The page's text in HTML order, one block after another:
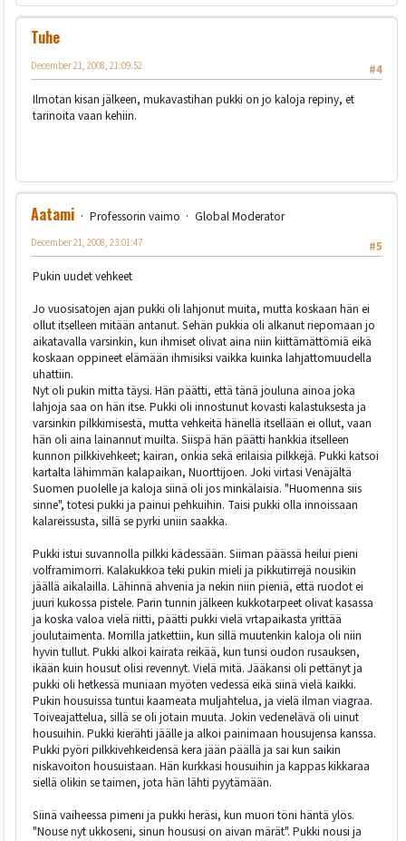
Tuhe
#4
December 21, 2008, 21:09:52
Ilmotan kisan jälkeen, mukavastihan pukki on jo kaloja repiny, et
tarinoita vaan kehiin.
Aatami Professorin vaimo
Global Moderator
#5
December 21, 2008, 23:01:47
Pukin uudet vehkeet
Jo vuosisatojen ajan pukki oli lahjonut muita, mutta koskaan hän ei
ollut itselleen mitään antanut. Sehän pukkia oli alkanut riepomaan jo
aikatavalla varsinkin, kun ihmiset olivat aina niin kiittämättömiä eikä
koskaan oppineet elämään ihmisiksi vaikka kuinka lahjattomuudella
uhattiin.
Nyt oli pukin mitta täysi. Hän päätti, että tänä jouluna ainoa joka
lahjoja saa on hän itse. Pukki oli innostunut kovasti kalastuksesta ja
varsinkin pilkkimisestä, mutta vehkeitä hänellä itsellään ei ollut, vaan
hän oli aina lainannut muilta. Siispä hän päätti hankkia itselleen
kunnon pilkkivehkeet; kairan, onkia sekä erilaisia pilkkejä. Pukki katsoi
kartalta lähimmän kalapaikan, Nuorttijoen. Joki virtasi Venäjältä
Suomen puolelle ja kaloja siinä oli jos minkälaisia. "Huomenna siis
sinne", totesi pukki ja painui pehkuihin. Taisi pukki olla innoissaan
kalareissusta, sillä se pyrki uniin saakka.
Pukki istui suvannolla pilkki kädessään. Siiman päässä heilui pieni
volframimorri. Kalakukkoa teki pukin mieli ja pikkutirrejä nousikin
jäällä aikalailla. Lähinnä ahvenia ja nekin niin pieniä, että ruodot ei
juuri kukossa pistele. Parin tunnin jälkeen kukkotarpeet olivat kasassa
ja koska valoa vielä riitti, päätti pukki vielä vrtapaikasta yrittää
joulutaimenta. Morrilla jatkettiin, kun sillä muutenkin kaloja oli niin
hyvin tullut. Pukki alkoi kairata reikää, kun tunsi oudon rusauksen,
ikään kuin housut olisi revennyt. Vielä mitä. Jääkansi oli pettänyt ja
pukki oli hetkessä muniaan myöten vedessä eikä siinä vielä kaikki.
Pukin housuissa tuntui kaameata muljahtelua, ja vielä ilman viagraa.
Toiveajattelua, sillä se oli jotain muuta. Jokin vedenelävä oli uinut
housuihin. Pukki kierähti jäälle ja alkoi painimaan housujensa kanssa.
Pukki pyöri pilkkivehkeidensä kera jään päällä ja sai kun saikin
niskavoiton housuistaan. Hän kurkkasi housuihin ja kappas kikkaraa
siellä olikin se taimen, jota hän lähti pyytämään.
Siinä vaiheessa pimeni ja pukki heräsi, kun muori töni häntä ylös.
"Nouse nyt ukkoseni, sinun housusi on aivan märät". Pukki nousi ja